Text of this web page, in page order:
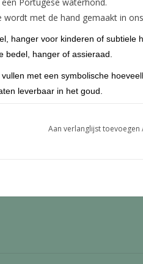
wordt met de hand gemaakt in
hanger voor kinderen of subtiele
bedel, hanger of assieraad.
met een symbolische
leverbaar in het goud.
bevestiging. Onze mooie deluxe
Aan verlanglijst toevoegen